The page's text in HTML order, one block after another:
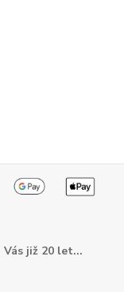
již 20 let...